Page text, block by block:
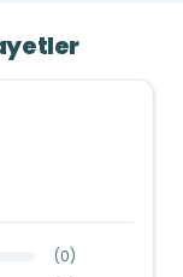
(0)